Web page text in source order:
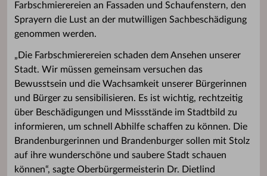
Farbschmierereien an Fassaden und Schaufenstern, den
Sprayern die Lust an der mutwilligen Sachbeschädigung
genommen werden.
„Die Farbschmierereien schaden dem Ansehen unserer
Stadt. Wir müssen gemeinsam versuchen das
Bewusstsein und die Wachsamkeit unserer Bürgerinnen
und Bürger zu sensibilisieren. Es ist wichtig, rechtzeitig
über Beschädigungen und Missstände im Stadtbild zu
informieren, um schnell Abhilfe schaffen zu können. Die
Brandenburgerinnen und Brandenburger sollen mit Stolz
auf ihre wunderschöne und saubere Stadt schauen
können“, sagte Oberbürgermeisterin Dr. Dietlind